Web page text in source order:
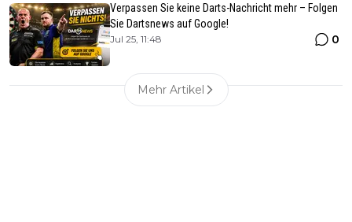
Verpassen Sie keine Darts-Nachricht mehr – Folgen
Sie Dartsnews auf Google!
Jul 25, 11:48 0
Mehr Artikel